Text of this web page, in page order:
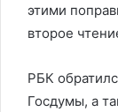
этими
второе
РБК
Госдумы, а